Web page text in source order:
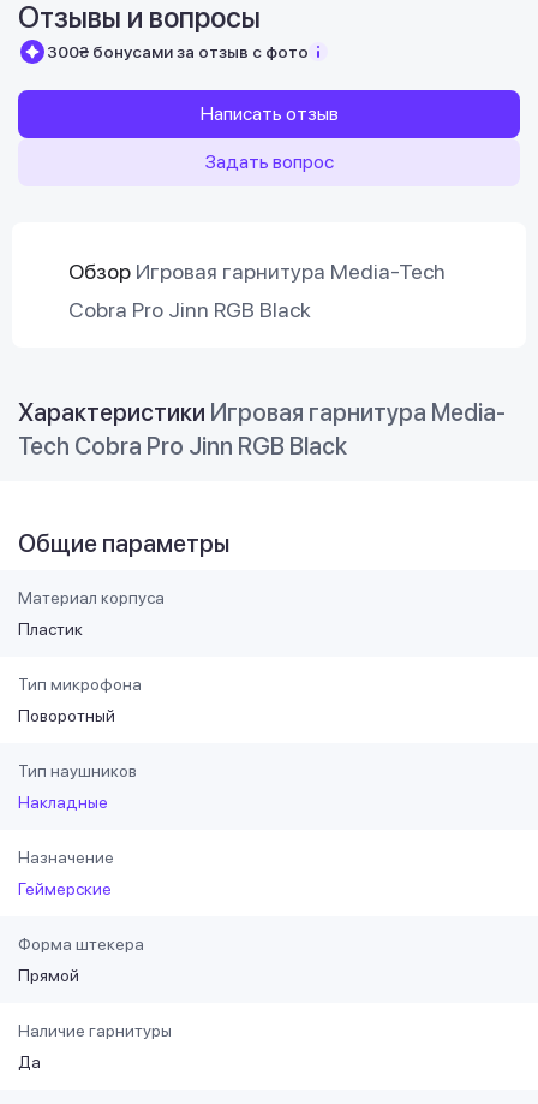
Отзывы и вопросы
300₴ бонусами за отзыв с фото
Написать отзыв
Задать вопрос
Обзор Игровая гарнитура Media-Tech
Cobra Pro Jinn RGB Black
Характеристики Игровая гарнитура Media-
Tech Cobra Pro Jinn RGB Black
Общие параметры
Материал корпуса
Пластик
Тип микрофона
Поворотный
Тип наушников
Накладные
Назначение
Геймерские
Форма штекера
Прямой
Наличие гарнитуры
Да